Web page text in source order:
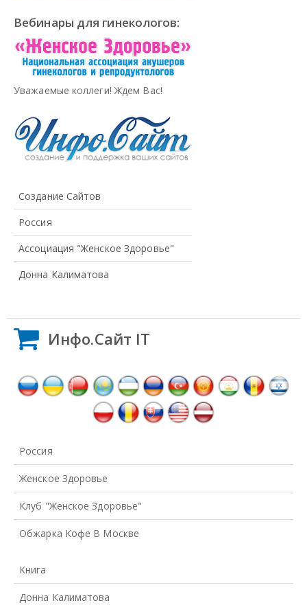
Вебинары для гинекологов:
Уважаемые коллеги! Ждем Вас!
Создание Сайтов
Россия
Ассоциация "Женское Здоровье"
Донна Калиматова
Инфо.Сайт IT
Россия
Женское Здоровье
Клуб "Женское Здоровье"
Обжарка Кофе В Москве
Книга
Донна Калиматова